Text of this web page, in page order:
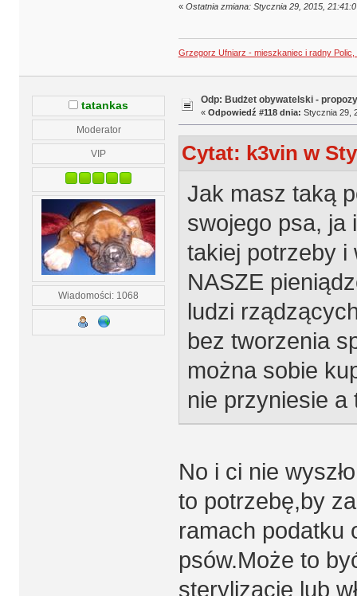
« Ostatnia zmiana: Stycznia 29, 2015,
Grzegorz Ufniarz - mieszkaniec i radny
tatankas
Moderator
VIP
Wiadomości: 1068
Odp: Budżet obywatelski -
« Odpowiedź #118 dnia: Stycznia 29,
Cytat: k3vin w
Jak masz taką
swojego psa, ja
takiej potrzeby i
NASZE
ludzi
bez tworzenia
można sobie
nie przyniesie
No i ci nie
to potrzebę,by
ramach podatku
psów.Może to
sterylizacje lub